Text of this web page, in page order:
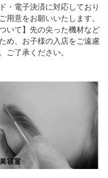
・電子決済に対応しており
用意をお願いいたします。
いて】先の尖った機材など
め、お子様の入店をご遠慮
ご了承ください。